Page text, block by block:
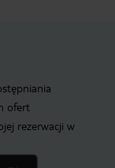
ofert
rezerwacji w